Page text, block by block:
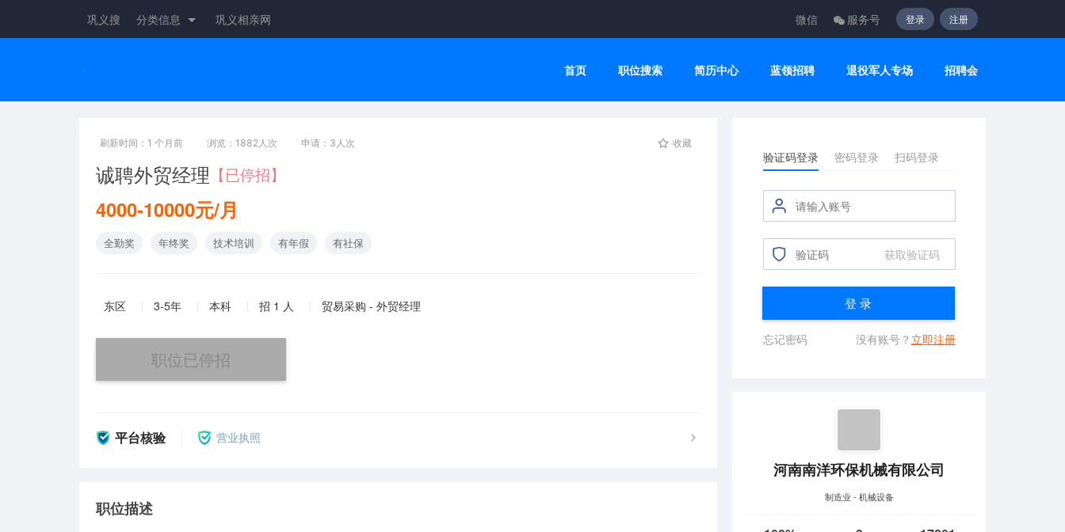
巩义搜 分类信息 巩义相亲网 微信 服务号 登录 注册
首页 职位搜索 简历中心 蓝领招聘 退役军人专场 招聘会
刷新时间：1 个月前 浏览：1882人次 申请：3人次 收藏
诚聘外贸经理 【已停招】
4000-10000元/月
全勤奖 年终奖 技术培训 有年假 有社保
东区 3-5年 本科 招 1 人 贸易采购 - 外贸经理
职位已停招
平台核验 营业执照
职位描述
验证码登录 密码登录 扫码登录
获取验证码
登 录
忘记密码 没有账号？ 立即注册
河南南洋环保机械有限公司
制造业 - 机械设备